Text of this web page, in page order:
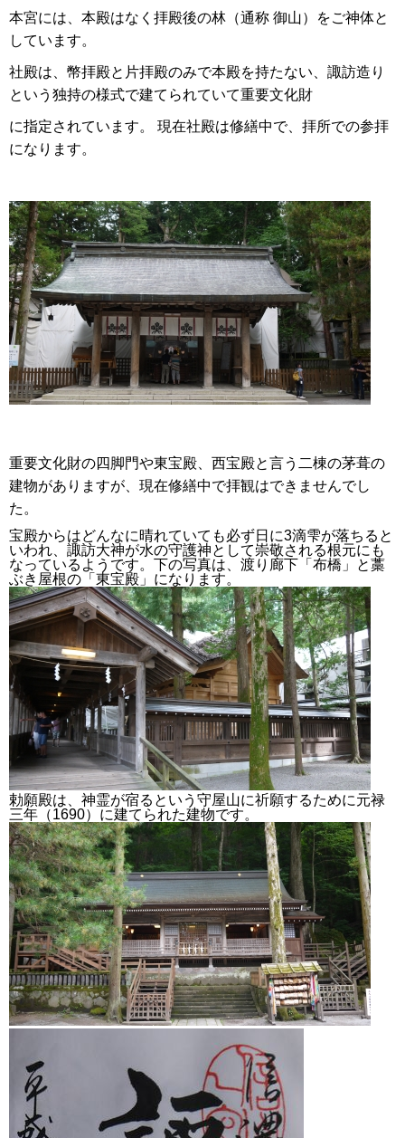
本宮には、本殿はなく拝殿後の林（通称 御山）をご神体と
しています。
社殿は、幣拝殿と片拝殿のみで本殿を持たない、諏訪造り
という独持の様式で建てられていて重要文化財
に指定されています。 現在社殿は修繕中で、拝所での参拝
になります。
重要文化財の四脚門や東宝殿、西宝殿と言う二棟の茅葺の
建物がありますが、現在修繕中で拝観はできませんでし
た。
宝殿からはどんなに晴れていても必ず日に3滴雫が落ちると
いわれ、諏訪大神が水の守護神として崇敬される根元にも
なっているようです。下の写真は、渡り廊下「布橋」と藁
ぶき屋根の「東宝殿」になります。
勅願殿は、神霊が宿るという守屋山に祈願するために元禄
三年（1690）に建てられた建物です。